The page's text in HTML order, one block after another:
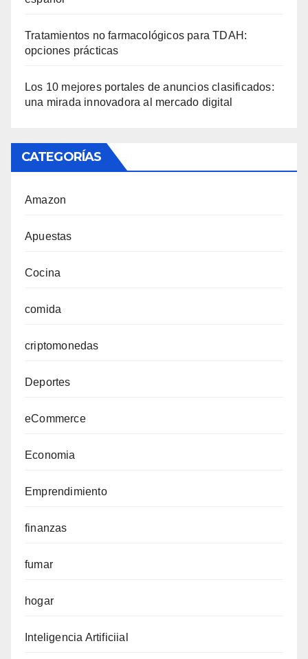
Tratamientos no farmacológicos para TDAH:
opciones prácticas
Los 10 mejores portales de anuncios clasificados:
una mirada innovadora al mercado digital
CATEGORÍAS
Amazon
Apuestas
Cocina
comida
criptomonedas
Deportes
eCommerce
Economia
Emprendimiento
finanzas
fumar
hogar
Inteligencia Artificiial